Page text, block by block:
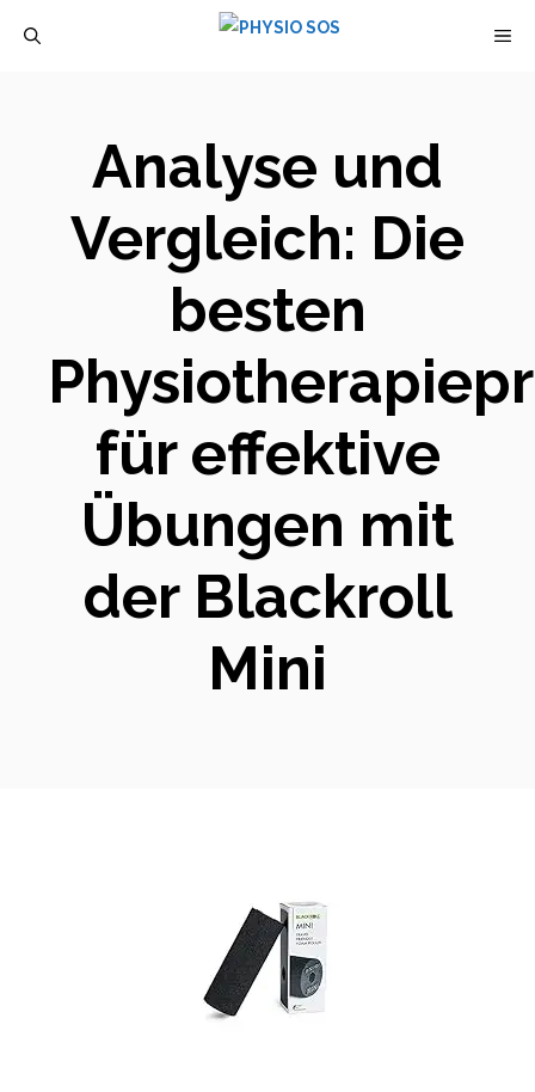
Analyse und
Vergleich: Die
besten
für effektive
Übungen mit
der Blackroll
Mini